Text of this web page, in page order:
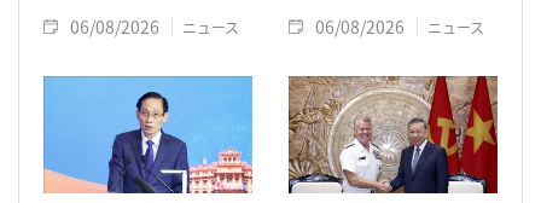
06/08/2026 ニュース 06/08/2026 ニュース